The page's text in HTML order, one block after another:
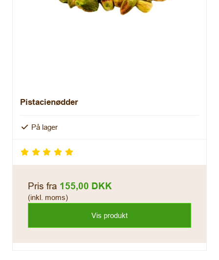
Pistacienødder
På lager
Pris fra 155,00 DKK
(inkl. moms)
Vis produkt